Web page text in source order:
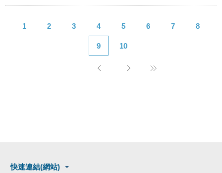
1 2 3 4 5 6 7 8
9 10
快速連結(網站)